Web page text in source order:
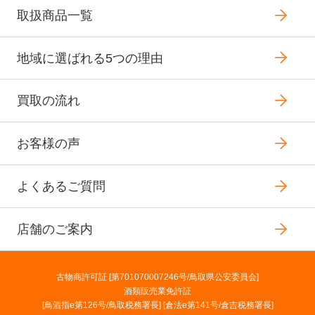
取扱商品一覧
地域に選ばれる5つの理由
買取の流れ
お客様の声
よくあるご質問
店舗のご案内
古物商許可証 [第701070007246号/鳥取県公安委員会]
酒類販売業免許証
[鳥酒指e第126号/鳥取税務署長] [倉法e第141号/倉吉税務署長]